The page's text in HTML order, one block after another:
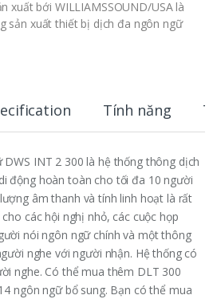
xuất bới WILLIAMSSOUND/USA là
sản xuất thiết bị dịch đa ngôn ngữ
Tính năng
INT 2 300 là hệ thống thông dịch
động hoàn toàn cho tối đa 10 người
âm thanh và tính linh hoạt là rất
các hội nghị nhỏ, các cuộc họp
nói ngôn ngữ chính và một thông
nghe với người nhận. Hệ thống có
nghe. Có thể mua thêm DLT 300
ngôn ngữ bổ sung. Bạn có thể mua